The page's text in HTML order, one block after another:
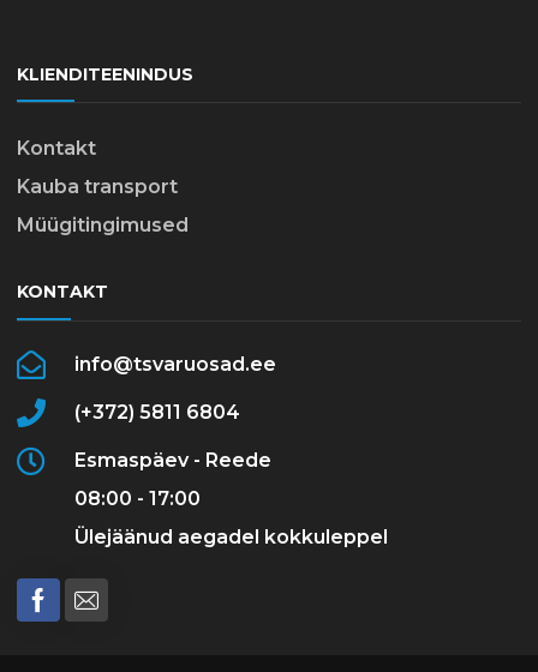
KLIENDITEENINDUS
Kontakt
Kauba transport
Müügitingimused
KONTAKT
info@tsvaruosad.ee
(+372) 5811 6804
Esmaspäev - Reede
08:00 - 17:00
Ülejäänud aegadel kokkuleppel